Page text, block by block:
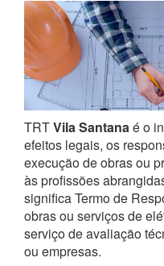
TRTVila Santanaé o
efeitos legais, os
execução de obras ou
às profissões
significa Termo de
obras ou serviços de
serviço de avaliação
ou empresas.